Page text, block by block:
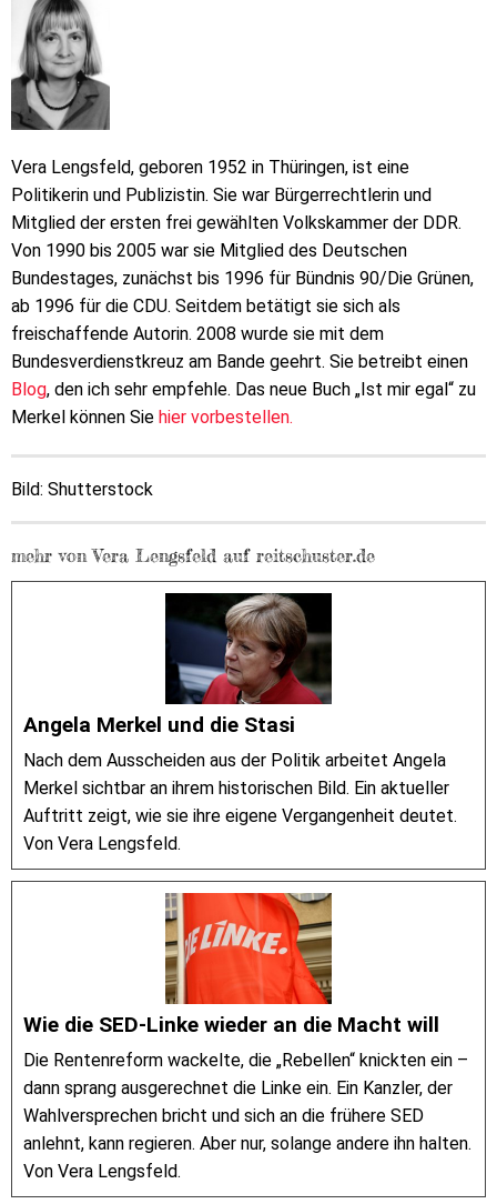
Vera Lengsfeld, geboren 1952 in Thüringen, ist eine
Politikerin und Publizistin. Sie war Bürgerrechtlerin und
Mitglied der ersten frei gewählten Volkskammer der DDR.
Von 1990 bis 2005 war sie Mitglied des Deutschen
Bundestages, zunächst bis 1996 für Bündnis 90/Die Grünen,
ab 1996 für die CDU. Seitdem betätigt sie sich als
freischaffende Autorin. 2008 wurde sie mit dem
Bundesverdienstkreuz am Bande geehrt. Sie betreibt einen
Blog, den ich sehr empfehle. Das neue Buch „Ist mir egal“ zu
Merkel können Sie hier vorbestellen.
Bild: Shutterstock
mehr von Vera Lengsfeld auf reitschuster.de
Angela Merkel und die Stasi
Nach dem Ausscheiden aus der Politik arbeitet Angela
Merkel sichtbar an ihrem historischen Bild. Ein aktueller
Auftritt zeigt, wie sie ihre eigene Vergangenheit deutet.
Von Vera Lengsfeld.
Wie die SED-Linke wieder an die Macht will
Die Rentenreform wackelte, die „Rebellen“ knickten ein –
dann sprang ausgerechnet die Linke ein. Ein Kanzler, der
Wahlversprechen bricht und sich an die frühere SED
anlehnt, kann regieren. Aber nur, solange andere ihn halten.
Von Vera Lengsfeld.